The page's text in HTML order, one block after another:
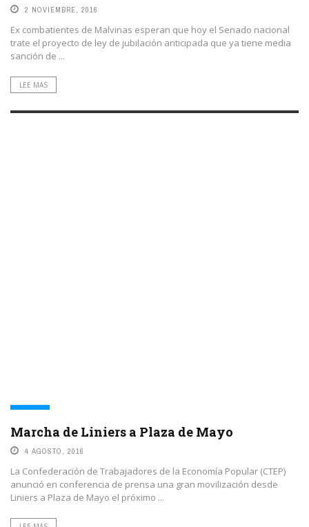
2 NOVIEMBRE, 2016
Ex combatientes de Malvinas esperan que hoy el Senado nacional
trate el proyecto de ley de jubilación anticipada que ya tiene media
sanción de ...
LEE MAS
Marcha de Liniers a Plaza de Mayo
4 AGOSTO, 2016
La Confederación de Trabajadores de la Economía Popular (CTEP)
anunció en conferencia de prensa una gran movilización desde
Liniers a Plaza de Mayo el próximo ...